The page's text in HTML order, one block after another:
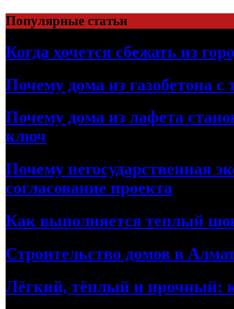
Перейти
к
содержимому
Популярные статьи
Когда хочется сбежать из
Почему дома из газобетона
Почему дома из лафета
ключ
Почему негосударственная
согласование проекта
Как выполняется теплый
Строительство домов в
Лёгкий, тёплый и прочный: